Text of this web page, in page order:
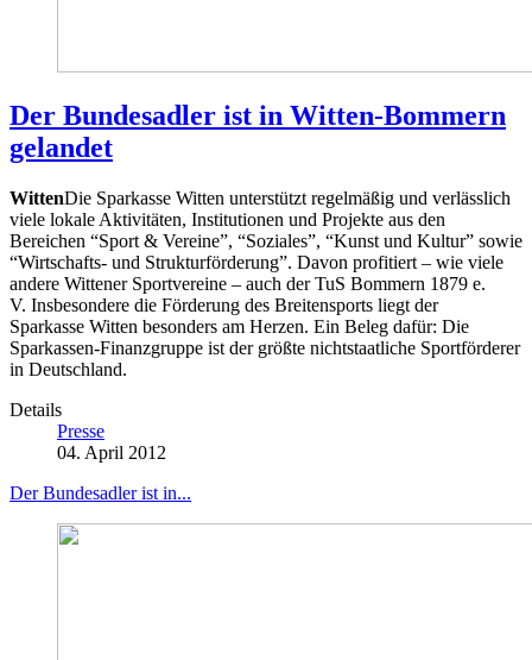
Der Bundesadler ist in Witten-Bommern
gelandet
WittenDie Sparkasse Witten unterstützt regelmäßig und verlässlich
viele lokale Aktivitäten, Institutionen und Projekte aus den
Bereichen “Sport & Vereine”, “Soziales”, “Kunst und Kultur” sowie
“Wirtschafts- und Strukturförderung”. Davon profitiert – wie viele
andere Wittener Sportvereine – auch der TuS Bommern 1879 e.
V. Insbesondere die Förderung des Breitensports liegt der
Sparkasse Witten besonders am Herzen. Ein Beleg dafür: Die
Sparkassen-Finanzgruppe ist der größte nichtstaatliche Sportförderer
in Deutschland.
Details
Presse
04. April 2012
Der Bundesadler ist in...